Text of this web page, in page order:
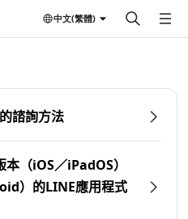
中文(繁體)
諮詢方法
本（iOS／iPadOS）
）的LINE應用程式